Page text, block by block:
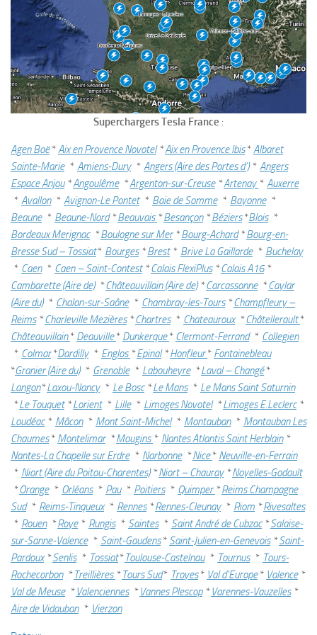
Superchargers Tesla France :
Agen Boë*Aix en Provence Novotel*Aix en Provence Ibis*Albaret
Sainte-Marie* Amiens-Dury* Angers (Aire des Portes d’)* Angers
Espace Anjou*Angoulême*Argenton-sur-Creuse*Artenay * Auxerre
* Avallon* Avignon-Le Pontet* Baie de Somme* Bayonne*
Beaune* Beaune-Nord*Beauvais *Besançon * Béziers*Blois*
Bordeaux Merignac*Boulogne sur Mer*Bourg-Achard*Bourg-en-
Bresse Sud – Tossiat* Bourges*Brest* Brive La Gaillarde* Buchelay
* Caen* Caen – Saint-Contest*Calais FlexiPlus*Calais A16*
Cambarette (Aire de)*Châteauvillain (Aire de) *Carcassonne*Caylar
(Aire du)* Chalon-sur-Saône* Chambray-les-Tours*Champfleury –
Reims*Charleville Mezières*Chartres* Chateauroux*Châtellerault *
Châteauvillain* Deauville* Dunkerque* Clermont-Ferrand* Collegien
* Colmar*Dardilly* Englos *Epinal*Honfleur * Fontainebleau
*Granier (Aire du)* Grenoble* Labouheyre*Laval – Changé*
Langon*Laxou-Nancy* Le Bosc*Le Mans* Le Mans Saint Saturnin
*Le Touquet *Lorient* Lille* Limoges Novotel*Limoges E.Leclerc*
Loudéac* Mâcon* Mont Saint-Michel* Montauban* Montauban Les
Chaumes* Montelimar*Mougins * Nantes Atlantis Saint Herblain*
Nantes-La Chapelle sur Erdre* Narbonne*Nice * Neuville-en-Ferrain
* Niort (Aire du Poitou-Charentes)*Niort – Chauray*Noyelles-Godault
*Orange* Orléans* Pau* Poitiers* Quimper *Reims Champagne
Sud* Reims-Tinqueux* Rennes*Rennes-Cleunay* Riom *Rivesaltes
* Rouen*Roye* Rungis* Saintes* Saint André de Cubzac*Salaise-
sur-Sanne-Valence* Saint-Gaudens* Saint-Julien-en-Genevois *Saint-
Pardoux*Senlis* Tossiat*Toulouse-Castelnau* Tournus* Tours-
Rochecorbon*Treillières *Tours Sud* Troyes* Val d’Europe* Valence*
Val de Meuse*Valenciennes*Vannes Plescop*Varennes-Vauzelles*
Aire de Vidauban* Vierzon